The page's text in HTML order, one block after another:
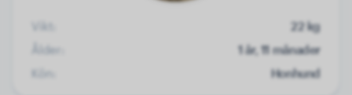
Vikt:
22 kg
Ålder:
1 år, 11 månader
Kön:
Honhund